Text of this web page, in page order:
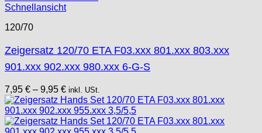
Schnellansicht
120/70
Zeigersatz 120/70 ETA F03.xxx 801.xxx 803.xxx
901.xxx 902.xxx 980.xxx 6-G-S
7,95 € – 9,95 € inkl. USt.